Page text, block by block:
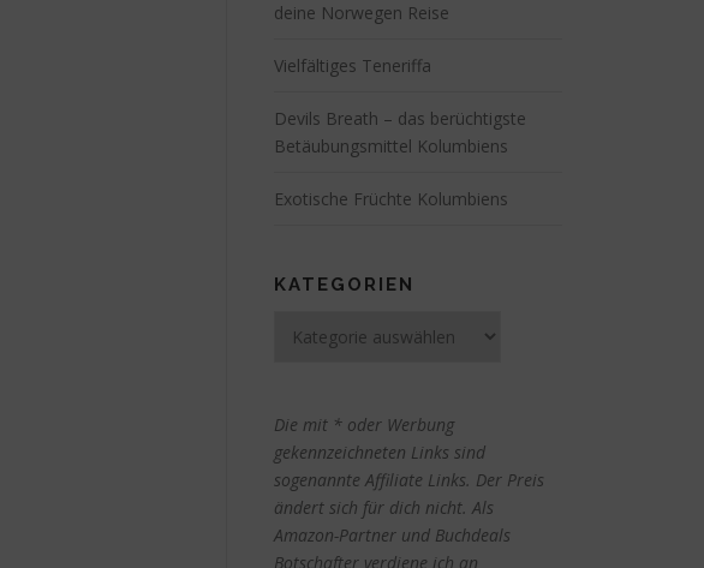
deine Norwegen Reise
Vielfältiges Teneriffa
Devils Breath – das berüchtigste
Betäubungsmittel Kolumbiens
Exotische Früchte Kolumbiens
KATEGORIEN
Die mit * oder Werbung
gekennzeichneten Links sind
sogenannte Affiliate Links. Der Preis
ändert sich für dich nicht. Als
Amazon-Partner und Buchdeals
Botschafter verdiene ich an